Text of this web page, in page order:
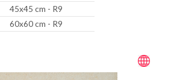
45x45 cm - R9
60x60 cm - R9